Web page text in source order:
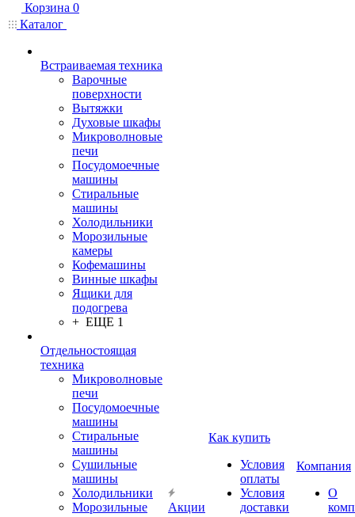
Корзина 0
Каталог
Встраиваемая техника
Варочные
поверхности
Вытяжки
Духовые шкафы
Микроволновые
печи
Посудомоечные
машины
Стиральные
машины
Холодильники
Морозильные
камеры
Кофемашины
Винные шкафы
Ящики для
подогрева
+ ЕЩЕ 1
Отдельностоящая
техника
Микроволновые
печи
Посудомоечные
машины
Стиральные
машины
Сушильные
машины
Холодильники
Морозильные
Акции
Как купить
Условия
оплаты
Условия
доставки
Компания
О